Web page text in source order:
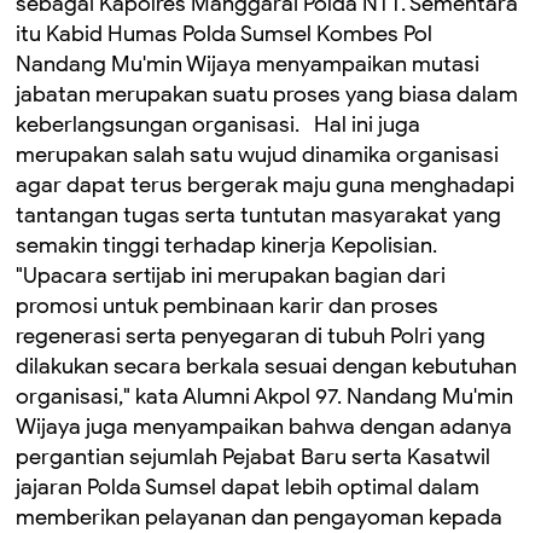
itu Kabid Humas Polda Sumsel Kombes Pol
Nandang Mu'min Wijaya menyampaikan mutasi
jabatan merupakan suatu proses yang biasa dalam
keberlangsungan organisasi. Hal ini juga
merupakan salah satu wujud dinamika organisasi
agar dapat terus bergerak maju guna menghadapi
tantangan tugas serta tuntutan masyarakat yang
semakin tinggi terhadap kinerja Kepolisian.
"Upacara sertijab ini merupakan bagian dari
promosi untuk pembinaan karir dan proses
regenerasi serta penyegaran di tubuh Polri yang
dilakukan secara berkala sesuai dengan kebutuhan
organisasi," kata Alumni Akpol 97. Nandang Mu'min
Wijaya juga menyampaikan bahwa dengan adanya
pergantian sejumlah Pejabat Baru serta Kasatwil
jajaran Polda Sumsel dapat lebih optimal dalam
memberikan pelayanan dan pengayoman kepada